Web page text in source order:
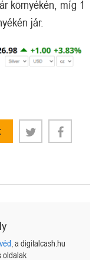
környékén, míg 1
jár.
, a digitalcash.hu
oldalak